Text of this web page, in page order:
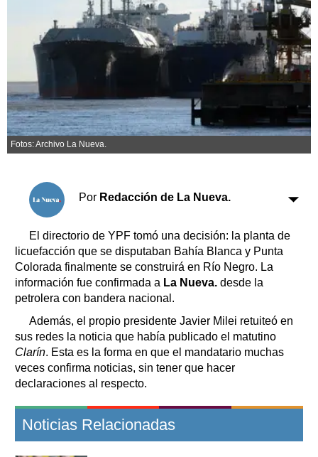
Tecnología
Turismo
Salud
Es viral
El tiempo
Cartón Lleno
Fúnebres
Clasificados
Suplementos
Servicios
Transportes
Loterías
Datos Útiles
Fúnebres
Teléfonos de urgencia
Fotos: Archivo La Nueva.
Por Redacción de La Nueva.
El directorio de YPF tomó una decisión: la planta de
licuefacción que se disputaban Bahía Blanca y Punta
Colorada finalmente se construirá en Río Negro. La
información fue confirmada a La Nueva. desde la
petrolera con bandera nacional.
Además, el propio presidente Javier Milei retuiteó en
sus redes la noticia que había publicado el matutino
Clarín. Esta es la forma en que el mandatario muchas
veces confirma noticias, sin tener que hacer
declaraciones al respecto.
Noticias Relacionadas